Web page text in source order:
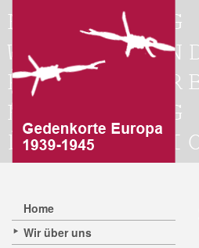
Home
Wir über uns